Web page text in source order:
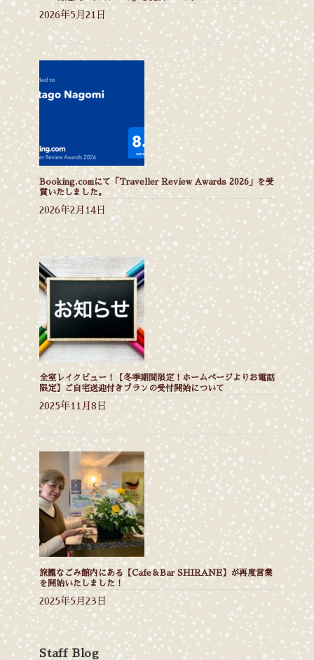
2026年5月21日
Booking.comにて「Traveller Review Awards 2026」を受
賞いたしました。
2026年2月14日
全室レイクビュー！【冬季期間限定！ホームページよりお電話
限定】ご自宅送迎付きプランの受付開始について
2025年11月8日
旅籠なごみ館内にある【Cafe＆Bar SHIRANE】が再度営業
を開始いたしました！
2025年5月23日
Staff Blog